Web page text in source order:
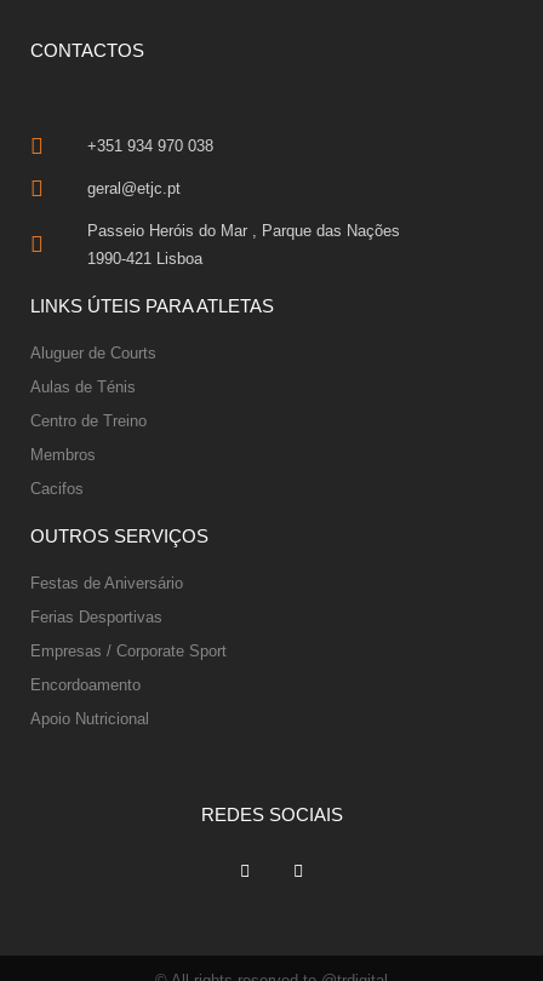
CONTACTOS
+351 934 970 038
geral@etjc.pt
Passeio Heróis do Mar , Parque das Nações
1990-421 Lisboa
LINKS ÚTEIS PARA ATLETAS
Aluguer de Courts
Aulas de Ténis
Centro de Treino
Membros
Cacifos
OUTROS SERVIÇOS
Festas de Aniversário
Ferias Desportivas
Empresas / Corporate Sport
Encordoamento
Apoio Nutricional
REDES SOCIAIS